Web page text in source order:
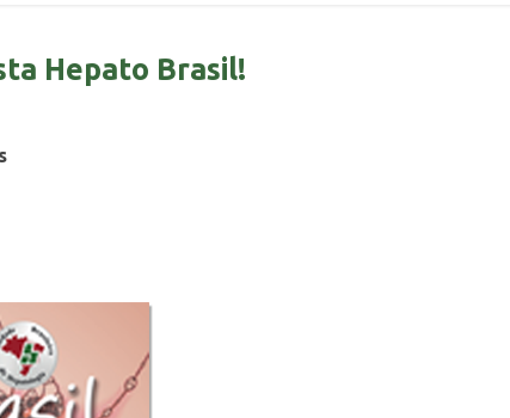
Hepato Brasil!